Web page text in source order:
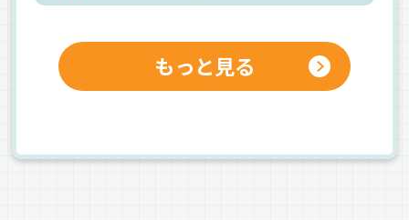
はカフェ集合！ラフな雰囲気なので話しやすい♪
もっと見る